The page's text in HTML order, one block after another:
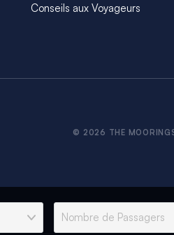
Conseils aux Voyageurs
© 2026 THE